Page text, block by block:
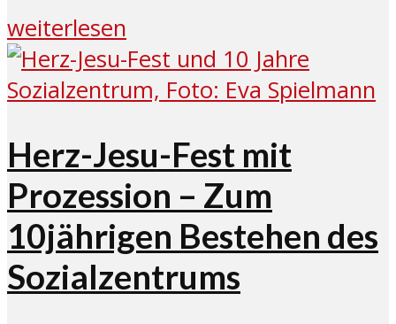
weiterlesen
Herz-Jesu-Fest mit
Prozession – Zum
10jährigen Bestehen des
Sozialzentrums